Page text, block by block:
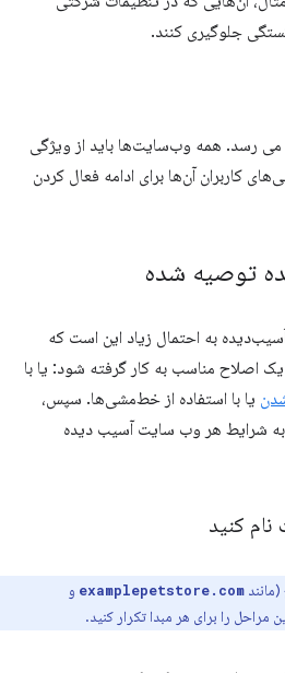
جلوگیری کنند.
رسد. همه وب‌سایت‌ها باید از ویژگی
کاربران آن‌ها برای ادامه فعال کردن
توصیه شده
به احتمال زیاد این است که
اصلاح مناسب به کار گرفته شود: یا با
یا با استفاده از خط‌مشی‌ها. سپس،
شرایط هر وب سایت آسیب دیده
نام کنید
examplepetstore.com و
مراحل را برای هر مبدا تکرار کنید.